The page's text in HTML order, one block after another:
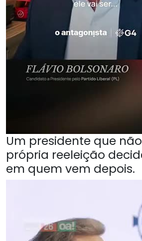
Um presidente que
própria reeleição
em quem vem depois.